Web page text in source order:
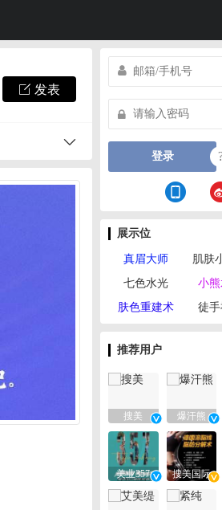
发表
登录
展示位
真眉大师 肌肤
七色水光
小
肤色重建术
徒
推荐用户
搜美 爆汗熊
美业357 搜美国际